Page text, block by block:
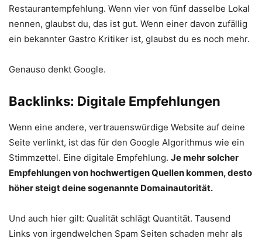
Restaurantempfehlung. Wenn vier von fünf dasselbe Lokal
nennen, glaubst du, das ist gut. Wenn einer davon zufällig
ein bekannter Gastro Kritiker ist, glaubst du es noch mehr.
Genauso denkt Google.
Backlinks: Digitale Empfehlungen
Wenn eine andere, vertrauenswürdige Website auf deine
Seite verlinkt, ist das für den Google Algorithmus wie ein
Stimmzettel. Eine digitale Empfehlung. Je mehr solcher
Empfehlungen von hochwertigen Quellen kommen, desto
höher steigt deine sogenannte Domainautorität.
Und auch hier gilt: Qualität schlägt Quantität. Tausend
Links von irgendwelchen Spam Seiten schaden mehr als